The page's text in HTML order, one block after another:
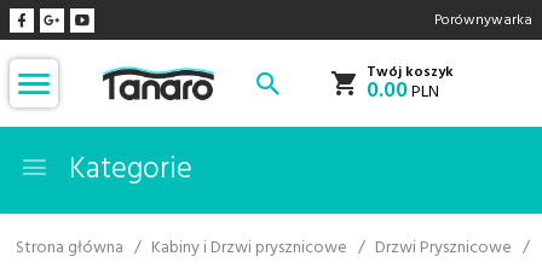
Porównywarka
Twój koszyk
0.00PLN
Kategorie
Strona główna Kabiny i Drzwi prysznicowe
Drzwi Prysznicowe